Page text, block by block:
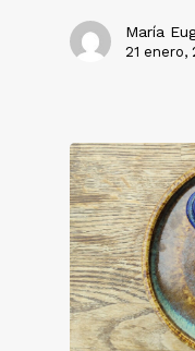
María
21 enero,